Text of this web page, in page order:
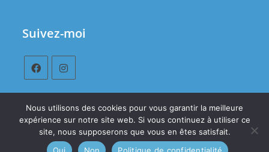
Suivez-moi
Mentions légales
Conditions Générales de Vente
Politique de confidentialité
Gestion des cookies
Nous utilisons des cookies pour vous garantir la meilleure
expérience sur notre site web. Si vous continuez à utiliser ce
site, nous supposerons que vous en êtes satisfait.
Oui
Non Politique de confidentialité